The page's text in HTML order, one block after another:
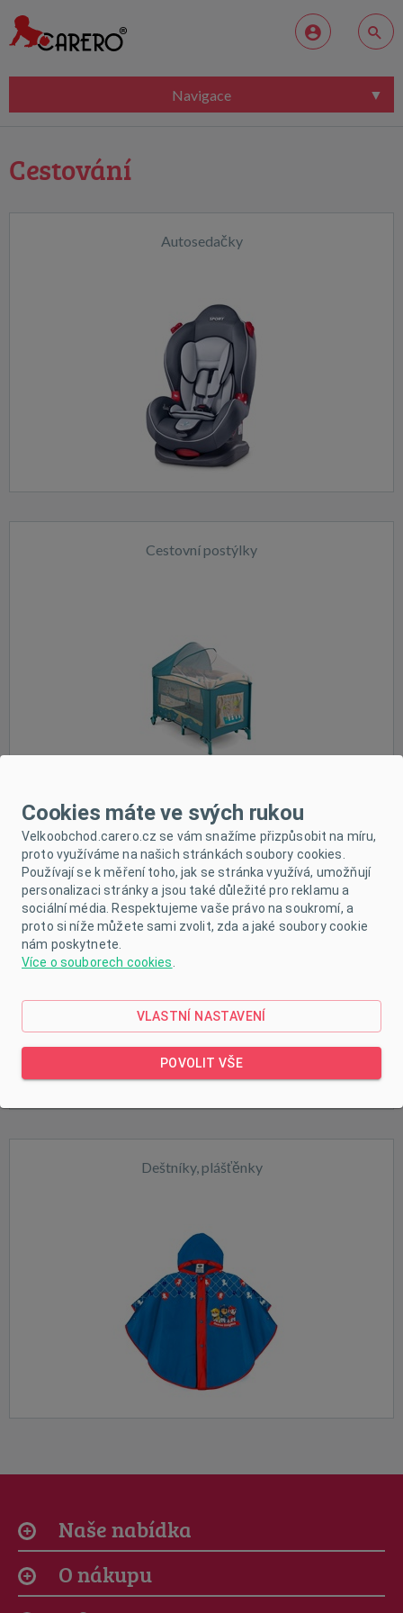
Navigace
Cestování
Autosedačky
Cestovní postýlky
Kočárky
Deštníky, plášťěnky
Naše nabídka
O nákupu
Cookies máte ve svých rukou
Velkoobchod.carero.cz se vám snažíme přizpůsobit na míru,
proto využíváme na našich stránkách soubory cookies.
Používají se k měření toho, jak se stránka využívá, umožňují
personalizaci stránky a jsou také důležité pro reklamu a
sociální média. Respektujeme vaše právo na soukromí, a
proto si níže můžete sami zvolit, zda a jaké soubory cookie
nám poskytnete.
Více o souborech cookies
VLASTNÍ NASTAVENÍ
POVOLIT VŠE